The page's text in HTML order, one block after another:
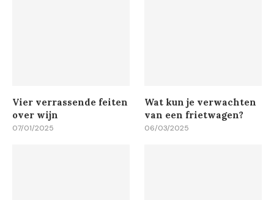
Vier verrassende feiten
over wijn
07/01/2025
Wat kun je verwachten
van een frietwagen?
06/03/2025